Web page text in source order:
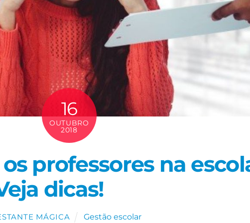
16
OUTUBRO
2018
professores na
dicas!
MÁGICA Gestão escolar